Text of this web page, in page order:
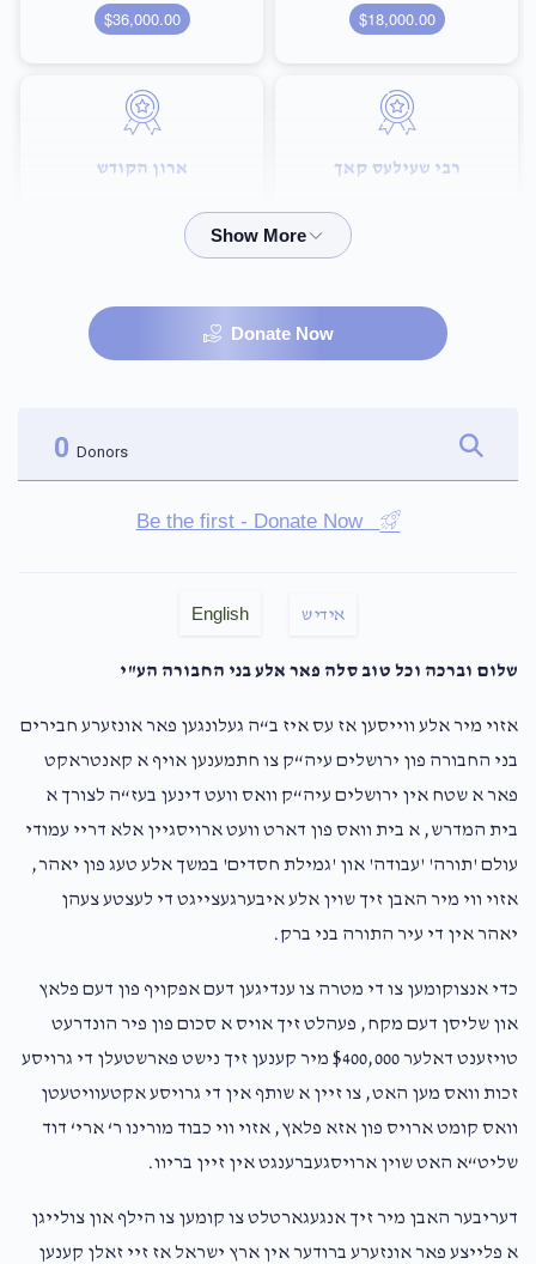
$18,000.00
$36,000.00
רבי שעילעס קאך ארון הקודש
Donate Now
0 Donors
Be the first - Donate Now
English אידיש
שלום וברכה וכל טוב סלה פאר אלע בני החבורה הע"י
אזוי מיר אלע ווייסען אז עס איז ב“ה געלונגען פאר אונזערע חבירים
בני החבורה פון ירושלים עיה“ק צו חתמענען אויף א קאנטראקט
פאר א שטח אין ירושלים עיה“ק וואס וועט דינען בעז“ה לצורך א
בית המדרש, א בית וואס פון דארט וועט ארויסגיין אלא דריי עמודי
עולם 'תורה' 'עבודה' און 'גמילת חסדים' במשך אלע טעג פון יאהר,
אזוי ווי מיר האבן זיך שוין אלע איבערגעצייגט די לעצטע צעהן
יאהר אין די עיר התורה בני ברק.
כדי אנצוקומען צו די מטרה צו ענדיגען דעם אפקויף פון דעם פלאץ
און שליסן דעם מקח, פעהלט זיך אויס א סכום פון פיר הונדרעט
טויזענט דאלער $400,000 מיר קענען זיך נישט פארשטעלן די גרויסע
זכות וואס מען האט, צו זיין א שותף אין די גרויסע אקטעוויטעטן
וואס קומט ארויס פון אזא פלאץ, אזוי ווי כבוד מורינו ר‘ ארי‘ דוד
שליט“א האט שוין ארויסגעברענגט אין זיין בריוו.
דעריבער האבן מיר זיך אנגעגארטלט צו קומען צו הילף און צולייגן
א פלייצע פאר אונזערע ברודער אין ארץ ישראל אז זיי זאלן קענען